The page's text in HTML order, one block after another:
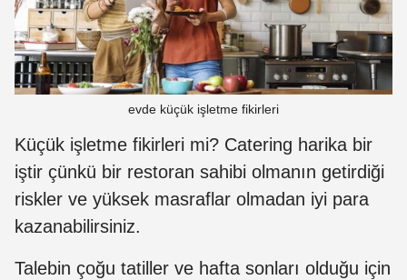
evde küçük işletme fikirleri
Küçük işletme fikirleri mi? Catering harika bir
iştir çünkü bir restoran sahibi olmanın getirdiği
riskler ve yüksek masraflar olmadan iyi para
kazanabilirsiniz.
Talebin çoğu tatiller ve hafta sonları olduğu için